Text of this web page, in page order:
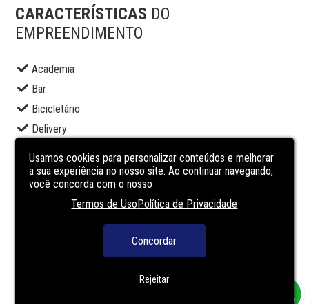
CARACTERÍSTICAS DO
EMPREENDIMENTO
Academia
Bar
Bicicletário
Delivery
Espaço gourmet
Lavanderia
Piscina adulto
Usamos cookies para personalizar conteúdos e melhorar
a sua experiência no nosso site. Ao continuar navegando,
você concorda com o nosso
Termos de UsoPolítica de Privacidade
Concordar
Rejeitar